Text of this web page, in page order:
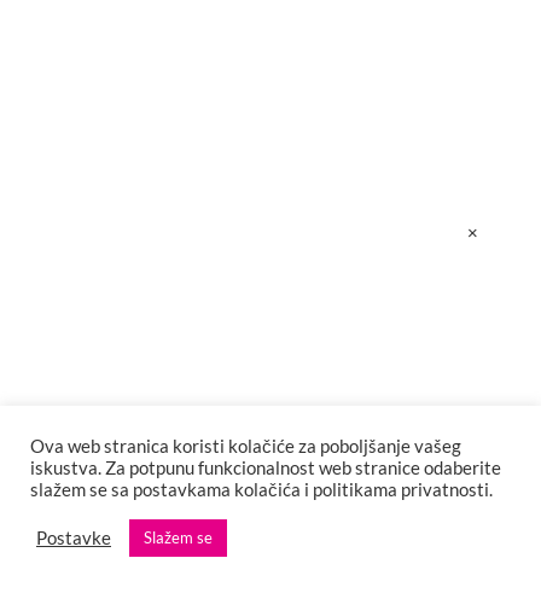
Ova web stranica koristi kolačiće za poboljšanje vašeg
iskustva. Za potpunu funkcionalnost web stranice odaberite
slažem se sa postavkama kolačića i politikama privatnosti.
Postavke Slažem se
×